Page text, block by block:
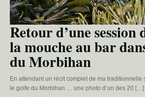
Retour d’une session
la mouche au bar
du Morbihan
En attendant un récit complet de ma
le golfe du Morbihan … une photo d’un des 20 […]